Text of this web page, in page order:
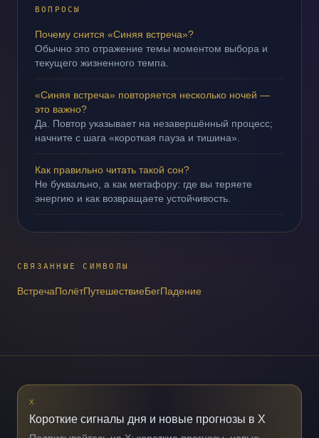
ВОПРОСЫ
Почему снится «Синяя встреча»?
Обычно это отражение темы моментом выбора и
текущего жизненного темпа.
«Синяя встреча» повторяется несколько ночей —
это важно?
Да. Повтор указывает на незавершённый процесс;
начните с шага «короткая пауза и тишина».
Как правильно читать такой сон?
Не буквально, а как метафору: где вы теряете
энергию и как возвращаете устойчивость.
СВЯЗАННЫЕ СИМВОЛЫ
ВстречаПолётПутешествиеБегПадение
X
Короткие сигналы дня и новые прогнозы в X